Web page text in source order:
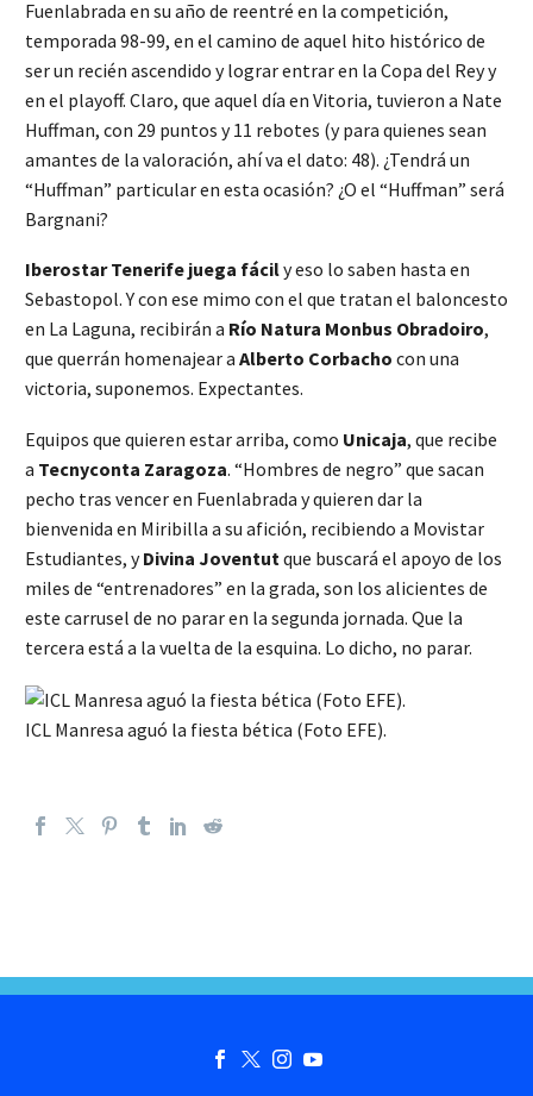
Fuenlabrada en su año de reentré en la competición,
temporada 98-99, en el camino de aquel hito histórico de
ser un recién ascendido y lograr entrar en la Copa del Rey y
en el playoff. Claro, que aquel día en Vitoria, tuvieron a Nate
Huffman, con 29 puntos y 11 rebotes (y para quienes sean
amantes de la valoración, ahí va el dato: 48). ¿Tendrá un
“Huffman” particular en esta ocasión? ¿O el “Huffman” será
Bargnani?
Iberostar Tenerife juega fácily eso lo saben hasta en
Sebastopol. Y con ese mimo con el que tratan el baloncesto
en La Laguna, recibirán a Río Natura Monbus Obradoiro,
que querrán homenajear a Alberto Corbacho con una
victoria, suponemos. Expectantes.
Equipos que quieren estar arriba, como Unicaja, que recibe
a Tecnyconta Zaragoza. “Hombres de negro” que sacan
pecho tras vencer en Fuenlabrada y quieren dar la
bienvenida en Miribilla a su afición, recibiendo a Movistar
Estudiantes, yDivina Joventut que buscará el apoyo de los
miles de “entrenadores” en la grada, son los alicientes de
este carrusel de no parar en la segunda jornada. Que la
tercera está a la vuelta de la esquina. Lo dicho, no parar.
ICL Manresa aguó la fiesta bética (Foto EFE).